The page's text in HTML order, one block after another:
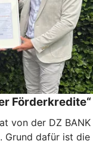
Förderkredite“
von der DZ BANK
Grund dafür ist die